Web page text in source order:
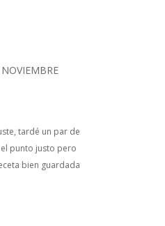
tardé un par de
punto justo pero
bien guardada